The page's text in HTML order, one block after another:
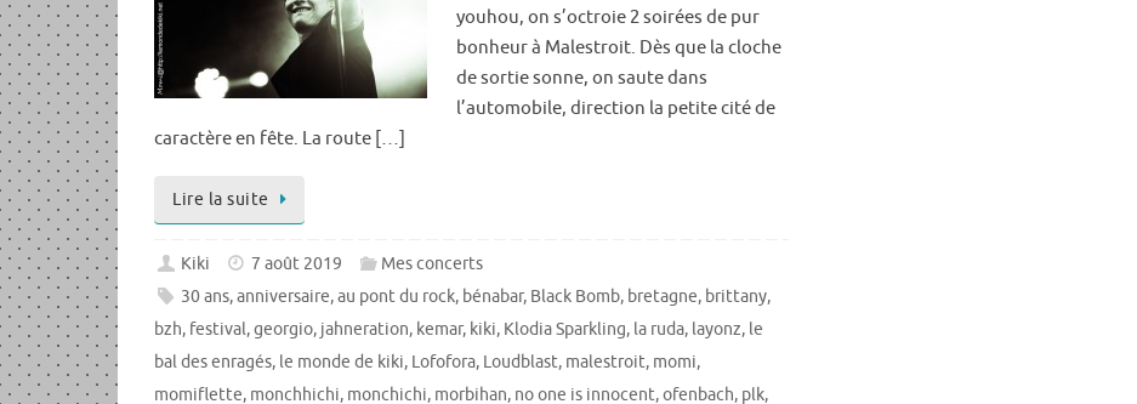
youhou, on s’octroie 2 soirées de pur
bonheur à Malestroit. Dès que la cloche
de sortie sonne, on saute dans
l’automobile, direction la petite cité de
caractère en fête. La route […]
Lire la suite
Kiki 7 août 2019
Mes concerts
30 ans,anniversaire,au pont du rock, bénabar, Black Bomb, bretagne, brittany,
bzh, festival,georgio, jahneration, kemar, kiki, Klodia Sparkling, la ruda, layonz, le
bal des enragés, le monde de kiki, Lofofora, Loudblast, malestroit, momi,
momiflette, monchhichi, monchichi, morbihan, no one is innocent,ofenbach, plk,